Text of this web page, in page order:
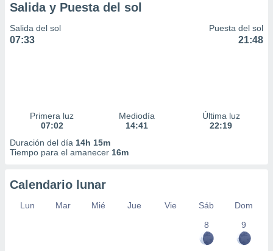
Salida y Puesta del sol
Salida del sol
07:33
Puesta del sol
21:48
Primera luz
07:02
Mediodía
14:41
Última luz
22:19
Duración del día 14h 15m
Tiempo para el amanecer 16m
Calendario lunar
Lun Mar Mié Jue Vie Sáb
Dom
8
9